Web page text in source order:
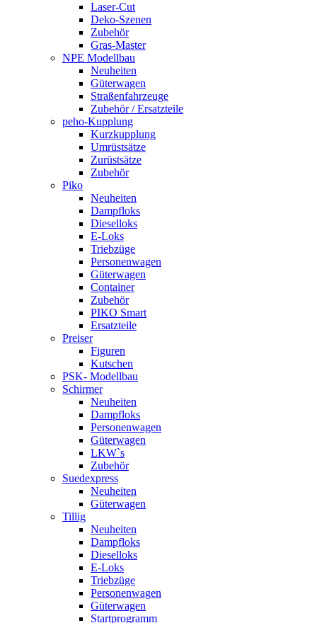
Laser-Cut
Deko-Szenen
Zubehör
Gras-Master
NPE Modellbau
Neuheiten
Güterwagen
Straßenfahrzeuge
Zubehör / Ersatzteile
peho-Kupplung
Kurzkupplung
Umrüstsätze
Zurüstsätze
Zubehör
Piko
Neuheiten
Dampfloks
Dieselloks
E-Loks
Triebzüge
Personenwagen
Güterwagen
Container
Zubehör
PIKO Smart
Ersatzteile
Preiser
Figuren
Kutschen
PSK- Modellbau
Schirmer
Neuheiten
Dampfloks
Personenwagen
Güterwagen
LKW`s
Zubehör
Suedexpress
Neuheiten
Güterwagen
Tillig
Neuheiten
Dampfloks
Dieselloks
E-Loks
Triebzüge
Personenwagen
Güterwagen
Startprogramm